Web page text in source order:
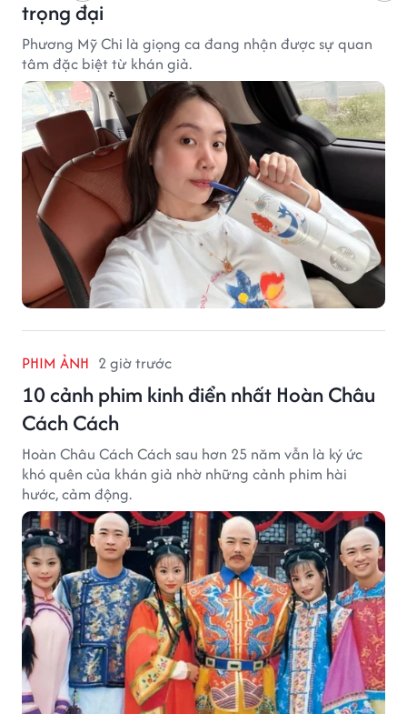
trọng đại
Phương Mỹ Chi là giọng ca đang nhận được sự quan
tâm đặc biệt từ khán giả.
PHIM ẢNH 2 giờ trước
10 cảnh phim kinh điển nhất Hoàn Châu
Cách Cách
Hoàn Châu Cách Cách sau hơn 25 năm vẫn là ký ức
khó quên của khán giả nhờ những cảnh phim hài
hước, cảm động.